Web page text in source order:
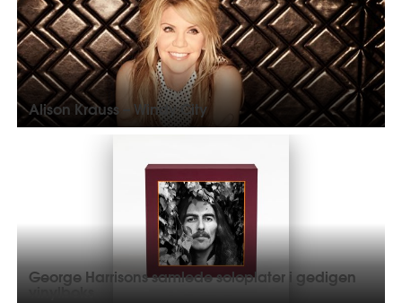
Alison Krauss – Windy City
George Harrisons samlede soloplater i gedigen
vinylboks